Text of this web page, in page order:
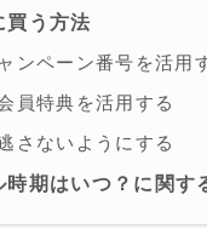
買う方法
ンペーン番号を活用
員特典を活用する
さないようにする
時期はいつ？に関す